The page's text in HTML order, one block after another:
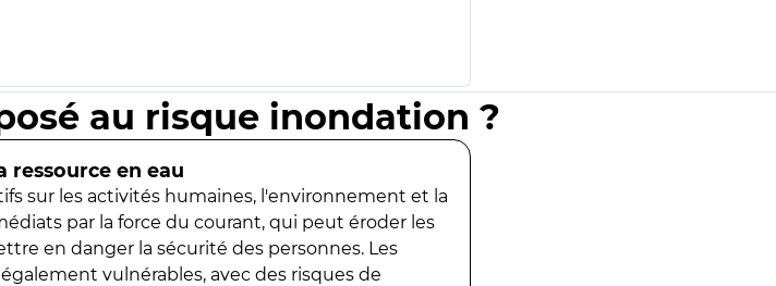
au risque inondation ?
ressource en eau
sur les activités humaines, l'environnement et la
par la force du courant, qui peut éroder les
en danger la sécurité des personnes. Les
vulnérables, avec des risques de